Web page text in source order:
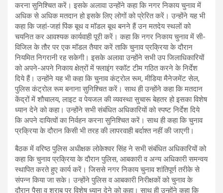
करना सुनिश्चित करें। इसके अलावा उन्होंने कहा कि नगर निकाय चुनाव में
अधिक से अधिक मतदान हो इसके लिए लोगों को प्रेरित करें। उन्होंने यह भी
कहा कि जहां-जहां पिंक बूथ व मॉडल बूथ बनने हैं उन मतदेय स्थलों को
चयनित कर आवश्यक कार्यवाही पूरी करें। कहा कि नगर निकाय चुनाव में सी-
विजिल के तौर पर एक मॉडल तैयार करें ताकि चुनाव प्रक्रिया के दौरान
नियमित निगरानी रह सकेगी। इसके अलावा उन्होंने सभी उप जिलाधिकारियों
को अपने-अपने निकाय क्षेत्रों में फ्लाइंग स्कॉट टीम गठित करने के निर्देश
दिये हैं। उन्होंने यह भी कहा कि चुनाव कंट्रोल रूम, मीडिया मैनेजमेंट सेल,
पुलिस कंट्रोल रूम बनाना सुनिश्चित करें। साथ ही उन्होंने कहा कि मतदान
केंद्रों में शौचालय, लाइट व पेयजल की व्यवस्था सुचारू बेहतर हो इसका विशेष
ध्यान देने को कहा। उन्होंने सभी संबंधित अधिकारियों को स्पष्ट निर्देश दिये
कि अपने दायित्वों का निर्वहन करना सुनिश्चित करें। साथ ही कहा कि चुनाव
प्रक्रिया के दौरान किसी भी तरह की लापरवाही बर्दाश्त नहीं की जाएगी।
बैठक में वरिष्ठ पुलिस अधीक्षक लोकेश्वर सिंह ने सभी संबंधित अधिकारियों को
कहा कि चुनाव प्रक्रिया के दौरान पुलिस, आबकारी व अन्य अधिकारी समन्वय
स्थापित करते हुए कार्य करें। जिससे नगर निकाय चुनाव शांतिपूर्ण तरीके से
संपन्न किया जा सके। उन्होंने पुलिस व आबकारी निरीक्षकों को चुनाव के
दौरान पैसा व शराब पर विशेष ध्यान देने को कहा। साथ ही उन्होंने कहा कि